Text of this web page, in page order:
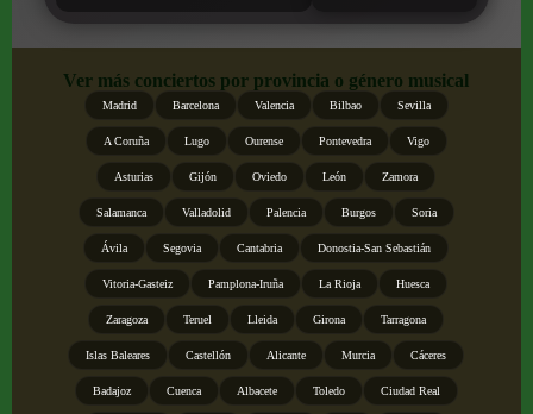
Ver más conciertos por provincia o género musical
Madrid Barcelona Valencia Bilbao Sevilla
A Coruña Lugo Ourense Pontevedra Vigo
Asturias Gijón Oviedo León Zamora
Salamanca Valladolid Palencia Burgos Soria
Ávila Segovia Cantabria Donostia-San Sebastián
Vitoria-Gasteiz Pamplona-Iruña La Rioja Huesca
Zaragoza Teruel Lleida Girona Tarragona
Islas Baleares Castellón Alicante Murcia Cáceres
Badajoz Cuenca Albacete Toledo Ciudad Real